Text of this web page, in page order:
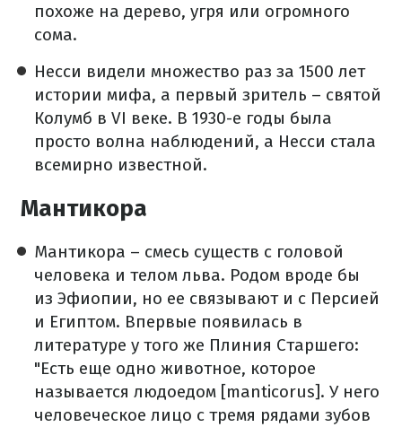
похоже на дерево, угря или огромного
сома.
Несси видели множество раз за 1500 лет
истории мифа, а первый зритель – святой
Колумб в VI веке. В 1930-е годы была
просто волна наблюдений, а Несси стала
всемирно известной.
Мантикора
Мантикора – смесь существ с головой
человека и телом льва. Родом вроде бы
из Эфиопии, но ее связывают и с Персией
и Египтом. Впервые появилась в
литературе у того же Плиния Старшего:
"Есть еще одно животное, которое
называется людоедом [manticorus]. У него
человеческое лицо с тремя рядами зубов